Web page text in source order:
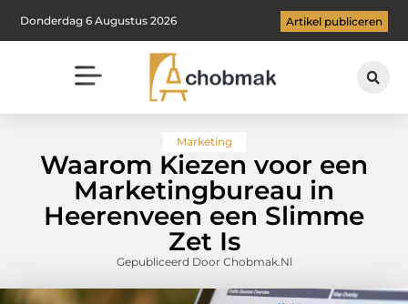
Donderdag 6 Augustus 2026 Artikel publiceren
Marketing
Waarom Kiezen voor een
Marketingbureau in
Heerenveen een Slimme
Zet Is
Gepubliceerd Door Chobmak.nl